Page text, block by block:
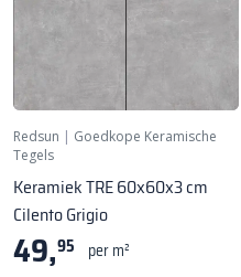
Redsun | Goedkope Keramische
Tegels
Keramiek TRE 60x60x3 cm
Cilento Grigio
49,95 per m²